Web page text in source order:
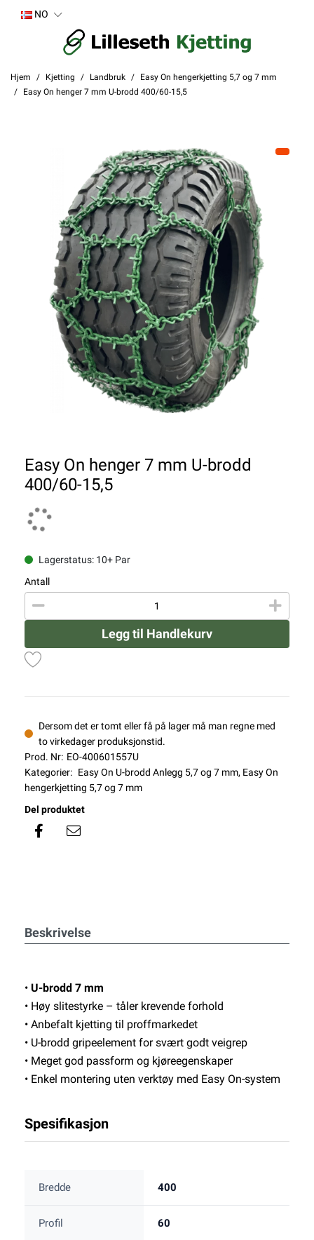
NO
Hjem Kjetting Landbruk
Easy On hengerkjetting 5,7 og 7 mm
Easy On henger 7 mm U-brodd 400/60-15,5
Easy On henger 7 mm U-brodd
400/60-15,5
Lagerstatus: 10+ Par
Antall
Legg til Handlekurv
Dersom det er tomt eller få på lager må man regne med
to virkedager produksjonstid.
Prod. Nr: EO-400601557U
Kategorier: Easy On U-brodd Anlegg 5,7 og 7 mm, Easy On
hengerkjetting 5,7 og 7 mm
Del produktet
Beskrivelse
• U-brodd 7 mm
• Høy slitestyrke – tåler krevende forhold
• Anbefalt kjetting til proffmarkedet
• U-brodd gripeelement for svært godt veigrep
• Meget god passform og kjøreegenskaper
• Enkel montering uten verktøy med Easy On-system
Spesifikasjon
Bredde 400
Profil 60